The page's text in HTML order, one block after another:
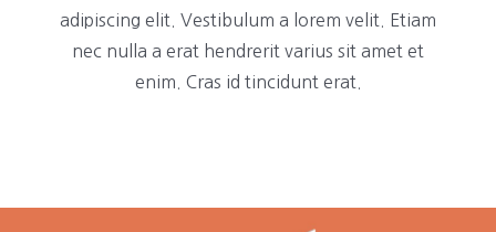
adipiscing elit. Vestibulum a lorem velit. Etiam
nec nulla a erat hendrerit varius sit amet et
enim. Cras id tincidunt erat.